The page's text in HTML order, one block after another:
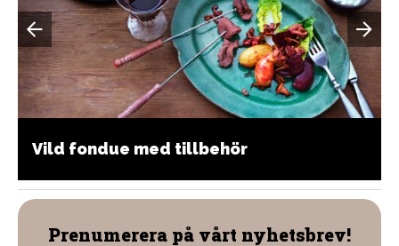
Vild fondue med tillbehör
Prenumerera på vårt nyhetsbrev!